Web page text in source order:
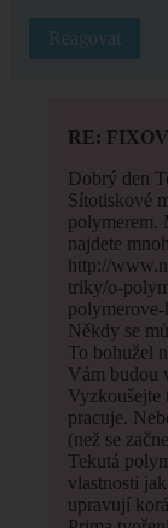
Reagovat
RE:
Dobrý den
Sítotiskové
polymerem.
najdete
http://
triky/o-
Někdy se
To bohužel
Vám budou
Vyzkoušejte
pracuje.
(než se
Tekutá
vlastnosti
upravují